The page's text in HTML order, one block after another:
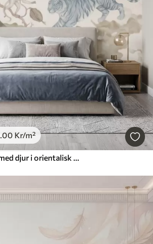
.00 Kr/m²
En kejsarträdgård med djur i orientalisk stil – apa, leopard, tiger, påfågel och häger